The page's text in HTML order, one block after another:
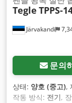
Järvakandi
Tegle TPPS-
문의
상태: 양호 (중고),
작동 방식: 전기,